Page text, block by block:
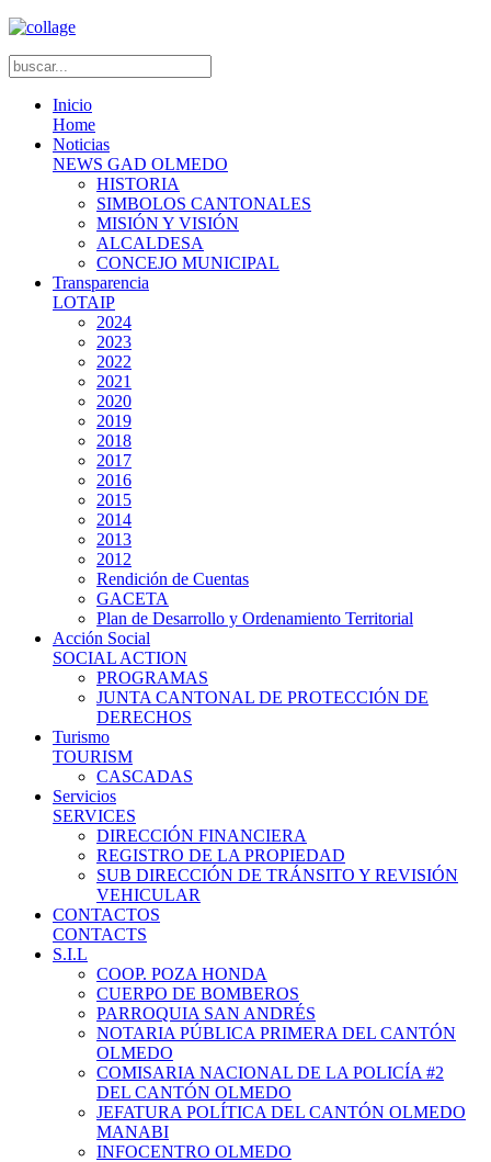
Inicio
Home
Noticias
NEWS GAD OLMEDO
HISTORIA
SIMBOLOS CANTONALES
MISIÓN Y VISIÓN
ALCALDESA
CONCEJO MUNICIPAL
Transparencia
LOTAIP
2024
2023
2022
2021
2020
2019
2018
2017
2016
2015
2014
2013
2012
Rendición de Cuentas
GACETA
Plan de Desarrollo y Ordenamiento Territorial
Acción Social
SOCIAL ACTION
PROGRAMAS
JUNTA CANTONAL DE PROTECCIÓN DE
DERECHOS
Turismo
TOURISM
CASCADAS
Servicios
SERVICES
DIRECCIÓN FINANCIERA
REGISTRO DE LA PROPIEDAD
SUB DIRECCIÓN DE TRÁNSITO Y REVISIÓN
VEHICULAR
CONTACTOS
CONTACTS
S.I.L
COOP. POZA HONDA
CUERPO DE BOMBEROS
PARROQUIA SAN ANDRÉS
NOTARIA PÚBLICA PRIMERA DEL CANTÓN
OLMEDO
COMISARIA NACIONAL DE LA POLICÍA #2
DEL CANTÓN OLMEDO
JEFATURA POLÍTICA DEL CANTÓN OLMEDO
MANABI
INFOCENTRO OLMEDO